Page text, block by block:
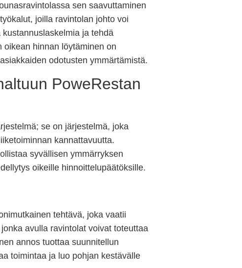
sen saavuttaminen
joilla ravintolan johto voi
ja tehdä
oikean hinnan löytäminen on
odotusten ymmärtämistä.
PoweRestan
se on järjestelmä, joka
kannattavuutta.
syvällisen ymmärryksen
oikeille hinnoittelupäätöksille.
tehtävä, joka vaatii
avulla ravintolat voivat toteuttaa
annos tuottaa suunnitellun
toimintaa ja luo pohjan kestävälle